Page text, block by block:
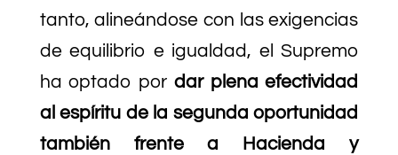
tanto, alineándose con las exigencias
de equilibrio e igualdad, el Supremo
ha optado por dar plena efectividad
al espíritu de la segunda oportunidad
también frente a Hacienda y